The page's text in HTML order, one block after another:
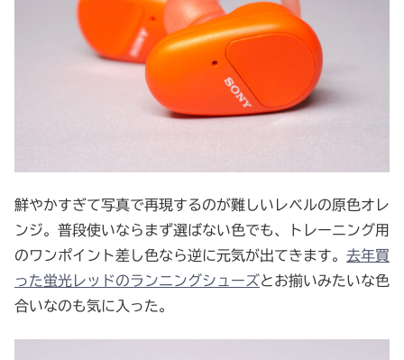
鮮やかすぎて写真で再現するのが難しいレベルの原色オレ
ンジ。普段使いならまず選ばない色でも、トレーニング用
のワンポイント差し色なら逆に元気が出てきます。 去年買
った蛍光レッドのランニングシューズとお揃いみたいな色
合いなのも気に入った。